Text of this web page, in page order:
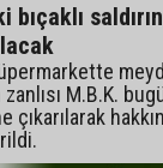
zanlısı M.B.K.
çıkarılarak